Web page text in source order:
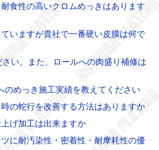
食性の高いクロムめっきはあります
いますが貴社で一番硬い皮膜は何で
い。また、ロールへの肉盛り補修は
のめっき施工実績を教えてください
の蛇行を改善する方法はありますか
げ加工は出来ますか
に耐汚染性・密着性・耐摩耗性の優